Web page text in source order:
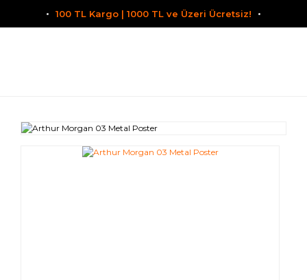
100 TL Kargo | 1000 TL ve Üzeri Ücretsiz!